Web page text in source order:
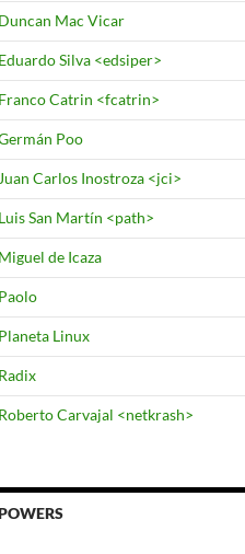
Duncan Mac Vicar
Eduardo Silva <edsiper>
Franco Catrin <fcatrin>
Poo
Juan Carlos Inostroza <jci>
Luis San Martín <path>
Miguel de Icaza
Paolo
Planeta Linux
Radix
Roberto Carvajal <netkrash>